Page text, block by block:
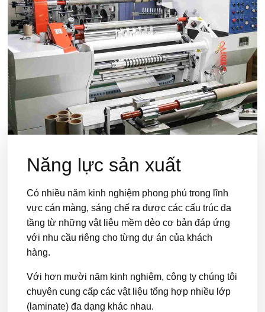
Năng lực sản xuất
Có nhiều năm kinh nghiệm phong phú trong lĩnh
vực cán màng, sáng chế ra được các cấu trúc đa
tầng từ những vật liệu mềm dẻo cơ bản đáp ứng
với nhu cầu riêng cho từng dự án của khách
hàng.
Với hơn mười năm kinh nghiệm, công ty chúng tôi
chuyên cung cấp các vật liệu tổng hợp nhiều lớp
(laminate) đa dạng khác nhau.